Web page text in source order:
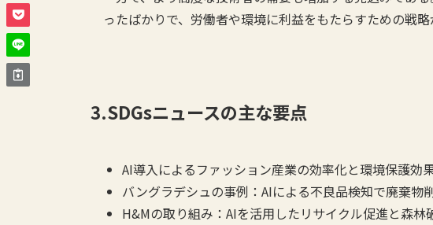
ったばかりで、労働者や環境に利益をもたらすための戦略
3.SDGsニュースの主な要点
AI導入によるファッション産業の効率化と環境保護効
バングラデシュの事例：AIによる不良品検知で廃棄物
H&Mの取り組み：AIを活用したリサイクル促進と森林